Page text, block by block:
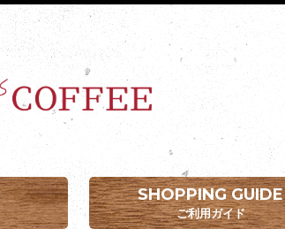
SHOPPING GUIDE
ご利用ガイド